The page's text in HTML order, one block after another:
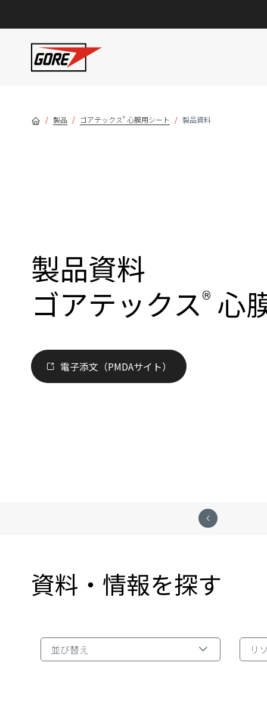
製品 ゴアテックス® ⼼膜⽤シート 製品資料
製品資料
ゴアテックス® 心
電子添文（PMDAサイト）
資料・情報を探す
並び替え リソ
リ